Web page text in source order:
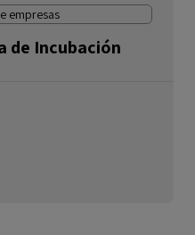
empresas
de Incubación